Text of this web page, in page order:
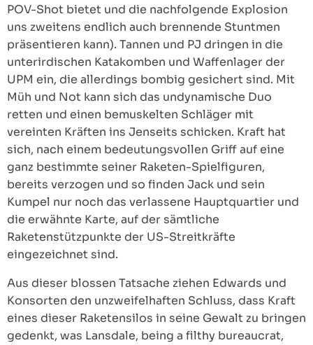
POV-Shot bietet und die nachfolgende Explosion
uns zweitens endlich auch brennende Stuntmen
präsentieren kann). Tannen und PJ dringen in die
unterirdischen Katakomben und Waffenlager der
UPM ein, die allerdings bombig gesichert sind. Mit
Müh und Not kann sich das undynamische Duo
retten und einen bemuskelten Schläger mit
vereinten Kräften ins Jenseits schicken. Kraft hat
sich, nach einem bedeutungsvollen Griff auf eine
ganz bestimmte seiner Raketen-Spielfiguren,
bereits verzogen und so finden Jack und sein
Kumpel nur noch das verlassene Hauptquartier und
die erwähnte Karte, auf der sämtliche
Raketenstützpunkte der US-Streitkräfte
eingezeichnet sind.
Aus dieser blossen Tatsache ziehen Edwards und
Konsorten den unzweifelhaften Schluss, dass Kraft
eines dieser Raketensilos in seine Gewalt zu bringen
gedenkt, was Lansdale, being a filthy bureaucrat,